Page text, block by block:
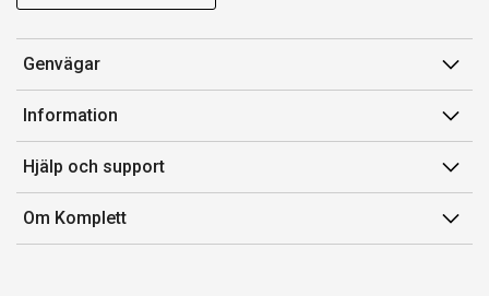
Genvägar
Konto
Orderhistorik
Presentkort
Komplett Club
Information
Försäljningsvillkor
Medlemsvillkor for Komplett Club
Lediga tjänster
Hjälp och support
Kontakta oss
Kundservice
Om Komplett